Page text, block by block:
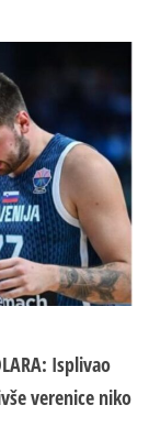
Isplivao
verenice niko